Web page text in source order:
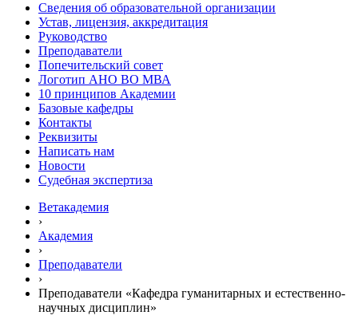
Сведения об образовательной организации
Устав, лицензия, аккредитация
Руководство
Преподаватели
Попечительский совет
Логотип АНО ВО МВА
10 принципов Академии
Базовые кафедры
Контакты
Реквизиты
Написать нам
Новости
Судебная экспертиза
Ветакадемия
›
Академия
›
Преподаватели
›
Преподаватели «Кафедра гуманитарных и естественно-
научных дисциплин»